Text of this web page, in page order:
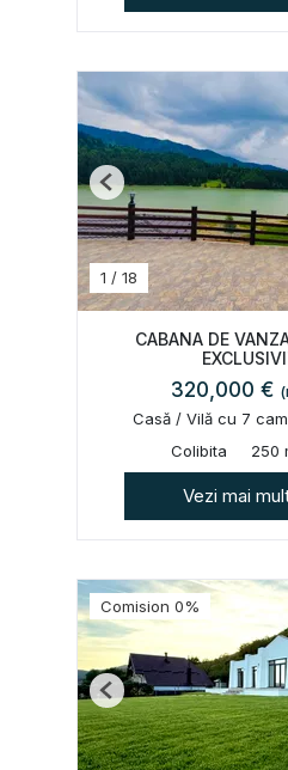
1 / 18
Previous
CABANA DE
320,000 €
Casă / Vilă cu 7
Colibita
250
Vezi mai
Comision 0%
Previous